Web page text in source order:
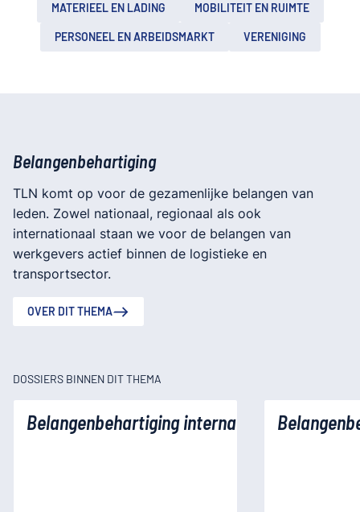
MATERIEEL EN LADING MOBILITEIT EN RUIMTE
PERSONEEL EN ARBEIDSMARKT VERENIGING
Belangenbehartiging
TLN komt op voor de gezamenlijke belangen van
leden. Zowel nationaal, regionaal als ook
internationaal staan we voor de belangen van
werkgevers actief binnen de logistieke en
transportsector.
OVER DIT THEMA
DOSSIERS BINNEN DIT THEMA
Belangenbehartiging internationaal